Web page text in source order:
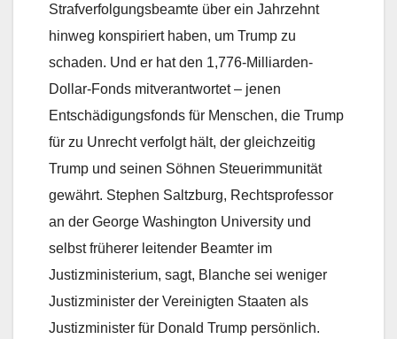
Strafverfolgungsbeamte über ein Jahrzehnt
hinweg konspiriert haben, um Trump zu
schaden. Und er hat den 1,776-Milliarden-
Dollar-Fonds mitverantwortet – jenen
Entschädigungsfonds für Menschen, die Trump
für zu Unrecht verfolgt hält, der gleichzeitig
Trump und seinen Söhnen Steuerimmunität
gewährt. Stephen Saltzburg, Rechtsprofessor
an der George Washington University und
selbst früherer leitender Beamter im
Justizministerium, sagt, Blanche sei weniger
Justizminister der Vereinigten Staaten als
Justizminister für Donald Trump persönlich.